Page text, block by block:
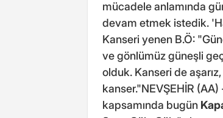
mücadele anlamında
devam etmek istedik.
Kanseri yenen B.Ö:
ve gönlümüz güneşli
olduk. Kanseri de
kanser."NEVŞEHİR
kapsamında bugün